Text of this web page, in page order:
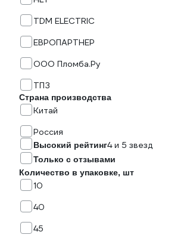
TDM ELECTRIC
ЕВРОПАРТНЕР
ООО Пломба.Ру
ТПЗ
Страна производства
Китай
Россия
Высокий рейтинг4 и 5 звезд
Только с отзывами
Количество в упаковке, шт
10
40
45